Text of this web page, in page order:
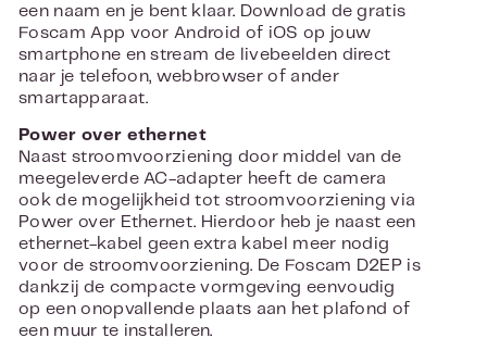
een naam en je bent klaar. Download de gratis
Foscam App voor Android of iOS op jouw
smartphone en stream de livebeelden direct
naar je telefoon, webbrowser of ander
smartapparaat.
Power over ethernet
Naast stroomvoorziening door middel van de
meegeleverde AC-adapter heeft de camera
ook de mogelijkheid tot stroomvoorziening via
Power over Ethernet. Hierdoor heb je naast een
ethernet-kabel geen extra kabel meer nodig
voor de stroomvoorziening. De Foscam D2EP is
dankzij de compacte vormgeving eenvoudig
op een onopvallende plaats aan het plafond of
een muur te installeren.